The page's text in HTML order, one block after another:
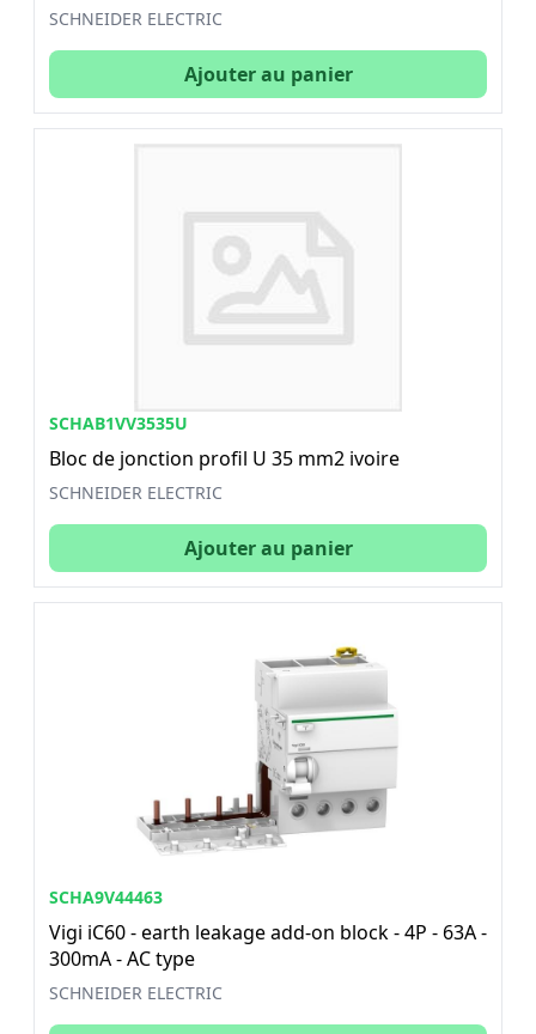
SCHNEIDER ELECTRIC
Ajouter au panier
SCHAB1VV3535U
Bloc de jonction profil U 35 mm2 ivoire
SCHNEIDER ELECTRIC
Ajouter au panier
SCHA9V44463
Vigi iC60 - earth leakage add-on block - 4P - 63A -
300mA - AC type
SCHNEIDER ELECTRIC